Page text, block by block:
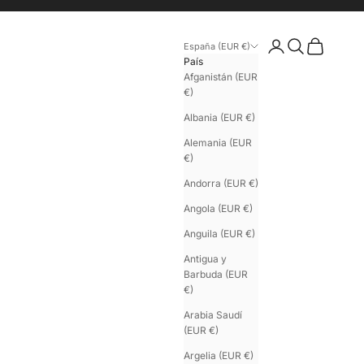
España (EUR €)
País
Afganistán (EUR
€)
Albania (EUR €)
Alemania (EUR
€)
Andorra (EUR €)
Angola (EUR €)
Anguila (EUR €)
Antigua y
Barbuda (EUR
€)
Arabia Saudí
(EUR €)
Argelia (EUR €)
Iniciar sesión
BuscarCesta